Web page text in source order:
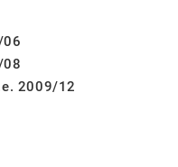
06
08
2009/12